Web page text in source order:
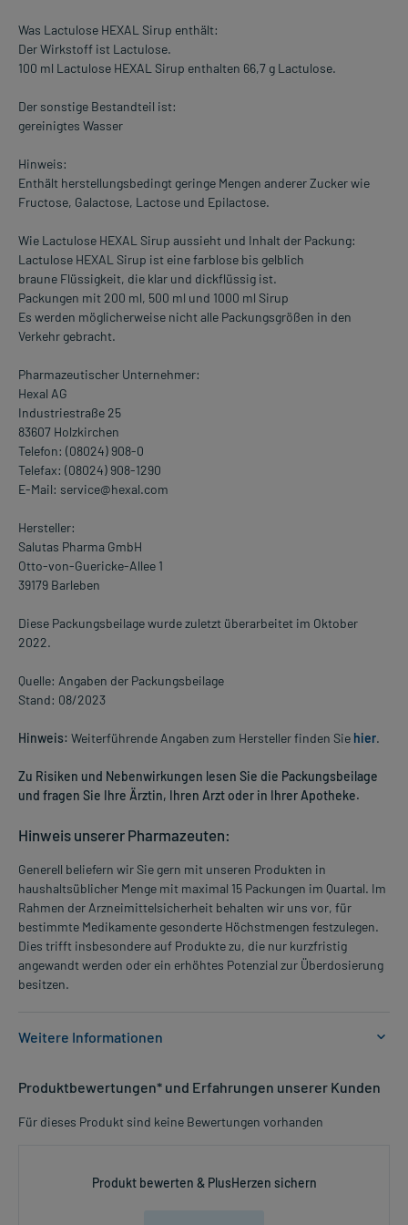
Was Lactulose HEXAL Sirup enthält:
Der Wirkstoff ist Lactulose.
100 ml Lactulose HEXAL Sirup enthalten 66,7 g Lactulose.
Der sonstige Bestandteil ist:
gereinigtes Wasser
Hinweis:
Enthält herstellungsbedingt geringe Mengen anderer Zucker wie
Fructose, Galactose, Lactose und Epilactose.
Wie Lactulose HEXAL Sirup aussieht und Inhalt der Packung:
Lactulose HEXAL Sirup ist eine farblose bis gelblich
braune Flüssigkeit, die klar und dickflüssig ist.
Packungen mit 200 ml, 500 ml und 1000 ml Sirup
Es werden möglicherweise nicht alle Packungsgrößen in den
Verkehr gebracht.
Pharmazeutischer Unternehmer:
Hexal AG
Industriestraße 25
83607 Holzkirchen
Telefon: (08024) 908-0
Telefax: (08024) 908-1290
E-Mail: service@hexal.com
Hersteller:
Salutas Pharma GmbH
Otto-von-Guericke-Allee 1
39179 Barleben
Diese Packungsbeilage wurde zuletzt überarbeitet im Oktober
2022.
Quelle: Angaben der Packungsbeilage
Stand: 08/2023
Hinweis: Weiterführende Angaben zum Hersteller finden Sie hier.
Zu Risiken und Nebenwirkungen lesen Sie die Packungsbeilage
und fragen Sie Ihre Ärztin, Ihren Arzt oder in Ihrer Apotheke.
Hinweis unserer Pharmazeuten:
Generell beliefern wir Sie gern mit unseren Produkten in
haushaltsüblicher Menge mit maximal 15 Packungen im Quartal. Im
Rahmen der Arzneimittelsicherheit behalten wir uns vor, für
bestimmte Medikamente gesonderte Höchstmengen festzulegen.
Dies trifft insbesondere auf Produkte zu, die nur kurzfristig
angewandt werden oder ein erhöhtes Potenzial zur Überdosierung
besitzen.
Weitere Informationen
- Verstopfung, die durch eine ballaststoffreiche Kost nicht
- Verstopfung
- Portokavale Enzephalopathie (Gehirnschädigung bei
Produktbewertungen* und Erfahrungen unserer Kunden
Für dieses Produkt sind keine Bewertungen vorhanden
Produkt bewerten & PlusHerzen sichern